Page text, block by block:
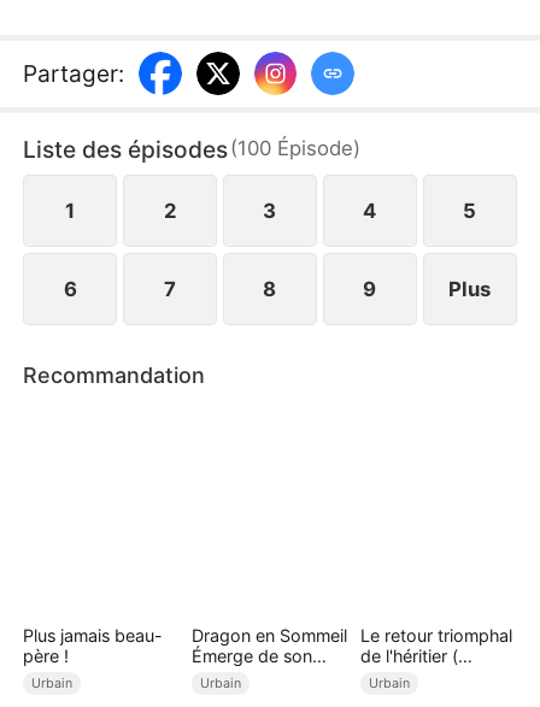
mariage arrangé devient une ascension fulgurante :
grâce à son intelligence, il gravit les échelons et
amusant marque ainsi le début d’une légende de
succès et de revanche !
Partager:
Liste des épisodes(100 Épisode)
1 2 3 4 5
6 7 8 9 Plus
Recommandation
Plus jamais beau-
père !
Urbain
Dragon en Sommeil
Émerge de son
Antre
Urbain
Le retour triomphal
de l'héritier (
Doublé )
Urbain